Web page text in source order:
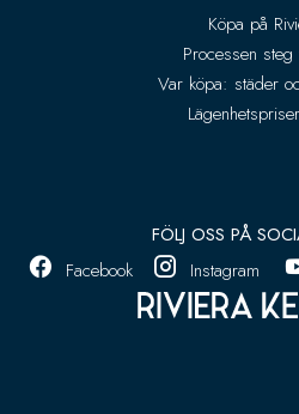
Köpa på
Processen
Var köpa: städer
FÖLJ OSS PÅ
Facebook
Instagram